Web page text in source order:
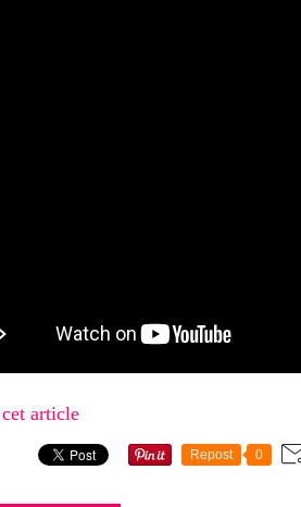
article
Repost 0